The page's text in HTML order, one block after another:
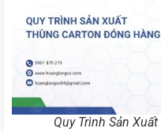
Quy Trình Sản